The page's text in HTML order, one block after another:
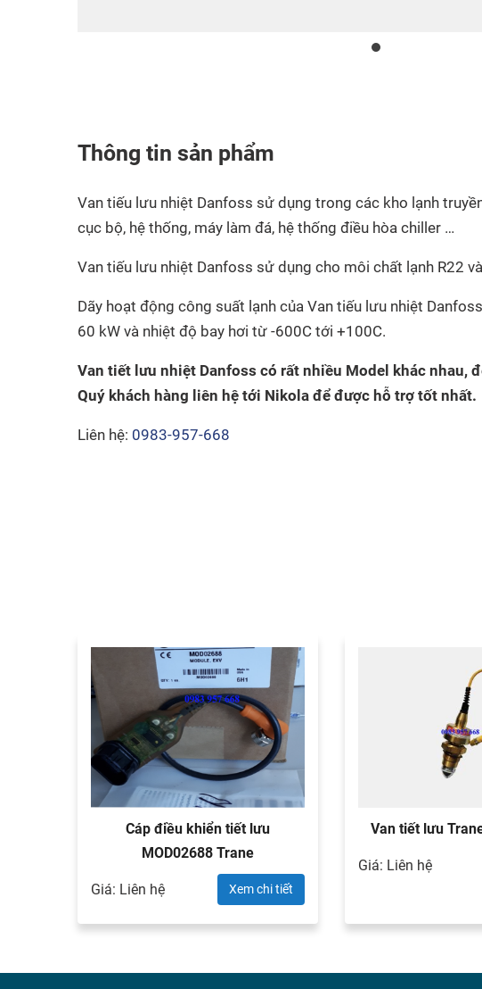
Thông tin sản phẩm
Van tiếu lưu nhiệt Danfoss sử dụng trong các kho lạnh
cục bộ, hệ thống, máy làm đá, hệ thống điều hòa chiller …
Van tiếu lưu nhiệt Danfoss sử dụng cho môi chất lạnh R22
Dãy hoạt động công suất lạnh của Van tiếu lưu nhiệt
60 kW và nhiệt độ bay hơi từ -600C tới +100C.
Van tiết lưu nhiệt Danfoss có rất nhiều Model khác nhau,
Quý khách hàng liên hệ tới Nikola để được hỗ trợ tốt nhất.
Liên hệ: 0983-957-668
Cáp điều khiển tiết lưu
MOD02688 Trane
Giá: Liên hệ Xem chi tiết
Van tiết lưu
Giá: Liên hệ